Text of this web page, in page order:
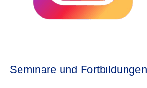
Seminare und Fortbildungen